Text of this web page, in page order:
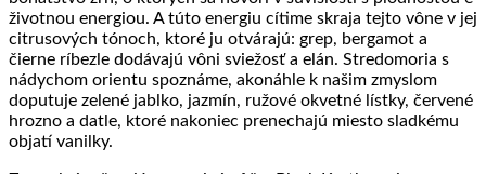
životnou energiou. A túto energiu cítime skraja tejto vône v jej
citrusových tónoch, ktoré ju otvárajú: grep, bergamot a
čierne ríbezle dodávajú vôni sviežosť a elán. Stredomoria s
nádychom orientu spoznáme, akonáhle k našim zmyslom
doputuje zelené jablko, jazmín, ružové okvetné lístky, červené
hrozno a datle, ktoré nakoniec prenechajú miesto sladkému
objatí vanilky.